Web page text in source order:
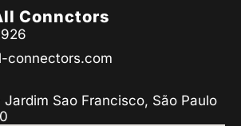
Connctors
connectors.com
Jardim Sao Francisco, São Paulo